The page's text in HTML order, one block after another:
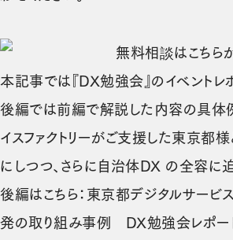
（新しい
本記事では『DX勉強会』のイベントレ
後編では前編で解説した内容の具体例
イスファクトリーがご支援した東京都
にしつつ、さらに自治体DX の全容に迫
後編はこちら： 東京都デジタルサービ
発の取り組み事例 DX勉強会レポート